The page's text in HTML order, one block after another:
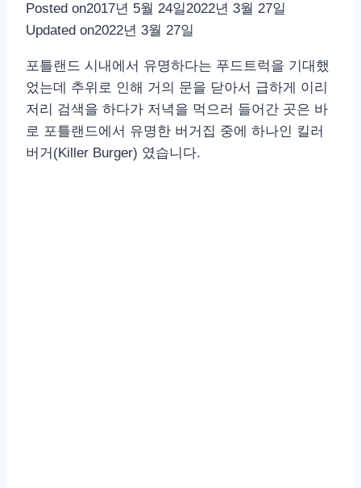
Posted on2017년 5월 24일2022년 3월 27일
Updated on2022년 3월 27일
포틀랜드 시내에서 유명하다는 푸드트럭을 기대했
었는데 추위로 인해 거의 문을 닫아서 급하게 이리
저리 검색을 하다가 저녁을 먹으러 들어간 곳은 바
로 포틀랜드에서 유명한 버거집 중에 하나인 킬러
버거(Killer Burger) 였습니다.